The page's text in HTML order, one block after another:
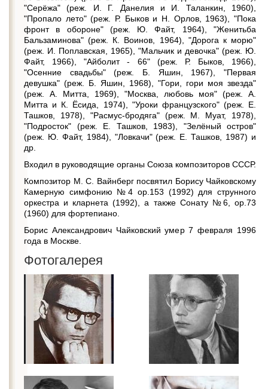
"Серёжа" (реж. И. Г. Данелия и И. Таланкин, 1960),
"Пропало лето" (реж. Р. Быков и Н. Орлов, 1963), "Пока
фронт в обороне" (реж. Ю. Файт, 1964), "Женитьба
Бальзаминова" (реж. К. Воинов, 1964), "Дорога к морю"
(реж. И. Поплавская, 1965), "Мальчик и девочка" (реж. Ю.
Файт, 1966), "Айболит - 66" (реж. Р. Быков, 1966),
"Осенние свадьбы" (реж. Б. Яшин, 1967), "Первая
девушка" (реж. Б. Яшин, 1968), "Гори, гори моя звезда"
(реж. А. Митта, 1969), "Москва, любовь моя" (реж. А.
Митта и К. Ёсида, 1974), "Уроки французского" (реж. Е.
Ташков, 1978), "Расмус-бродяга" (реж. М. Муат, 1978),
"Подросток" (реж. Е. Ташков, 1983), "Зелёный остров"
(реж. Ю. Файт, 1984), "Ловкачи" (реж. Е. Ташков, 1987) и
др.
Входил в руководящие органы Союза композиторов СССР.
Композитор М. С. Вайнберг посвятил Борису Чайковскому
Камерную симфонию №4 ор.153 (1992) для струнного
оркестра и кларнета (1992), а также Сонату №6, ор.73
(1960) для фортепиано.
Борис Александрович Чайковский умер 7 февраля 1996
года в Москве.
Фотогалерея